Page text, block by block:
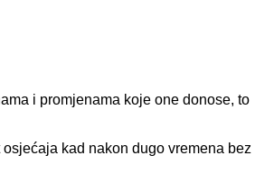
i promjenama koje one donose, to
kad nakon dugo vremena bez